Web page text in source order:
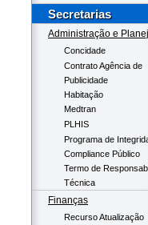
Secretarias
Administração e
Concidade
Contrato Agência de
Publicidade
Habitação
Medtran
PLHIS
Programa de
Compliance Público
Termo de
Técnica
Finanças
Recurso Atualização